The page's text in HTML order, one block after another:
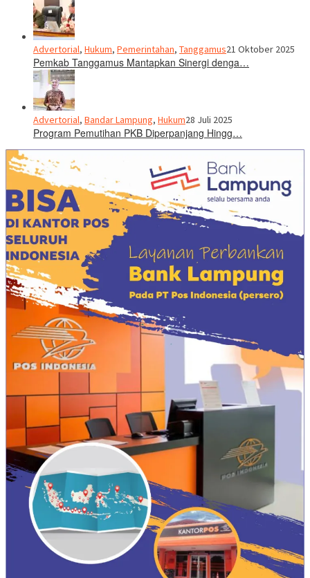
Advertorial, Hukum, Pemerintahan, Tanggamus21 Oktober 2025
Pemkab Tanggamus Mantapkan Sinergi denga…
Advertorial, Bandar Lampung, Hukum28 Juli 2025
Program Pemutihan PKB Diperpanjang Hingg…